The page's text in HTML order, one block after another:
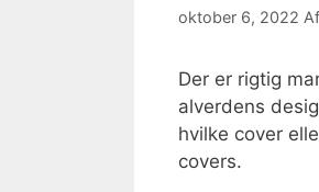
oktober 6, 2022 Af
Der er rigtig
alverdens
hvilke cover
covers.